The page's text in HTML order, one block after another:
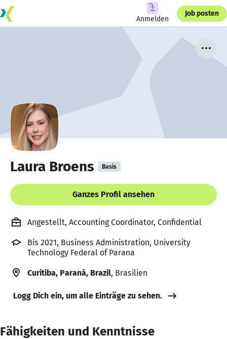
Anmelden
Job posten
Laura Broens Basis
Ganzes Profil ansehen
Angestellt, Accounting Coordinator, Confidential
Bis 2021, Business Administration, University
Technology Federal of Parana
Curitiba, Paraná, Brazil, Brasilien
Logg Dich ein, um alle Einträge zu sehen.
Fähigkeiten und Kenntnisse